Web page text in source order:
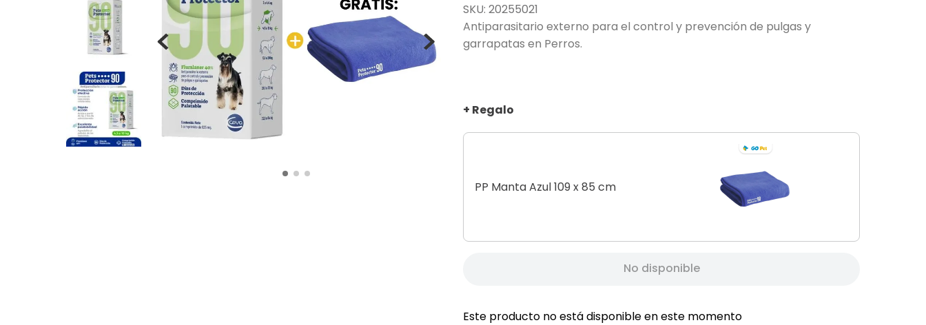
SKU: 20255021
Antiparasitario externo para el control y prevención de pulgas y
garrapatas en Perros.
+ Regalo
PP Manta Azul 109 x 85 cm
No disponible
Este producto no está disponible en este momento